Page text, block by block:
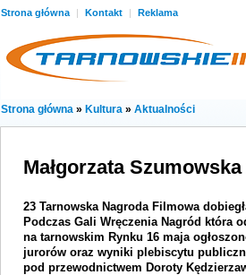
Strona główna | Kontakt | Reklama
Strona główna » Kultura » Aktualności
Małgorzata
23 Tarnowska Nagroda Filmowa
Podczas Gali Wręczenia Nagród która
na tarnowskim Rynku 16 maja
jurorów oraz wyniki plebiscytu
pod przewodnictwem Doroty